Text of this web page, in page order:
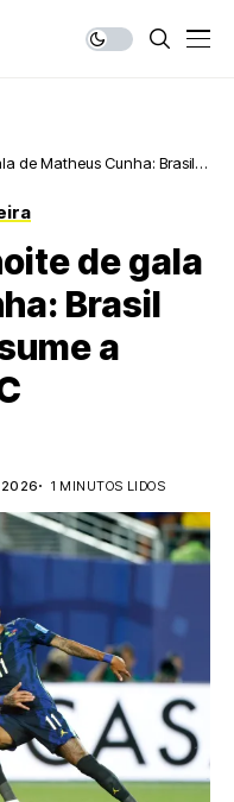
de Matheus Cunha: Brasil
de gala
Brasil
a
2026 1 MINUTOS LIDOS